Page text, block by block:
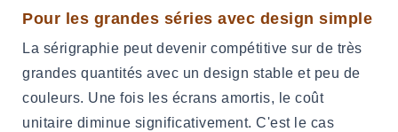
Pour les grandes séries avec design simple
La sérigraphie peut devenir compétitive sur de très
grandes quantités avec un design stable et peu de
couleurs. Une fois les écrans amortis, le coût
unitaire diminue significativement. C'est le cas